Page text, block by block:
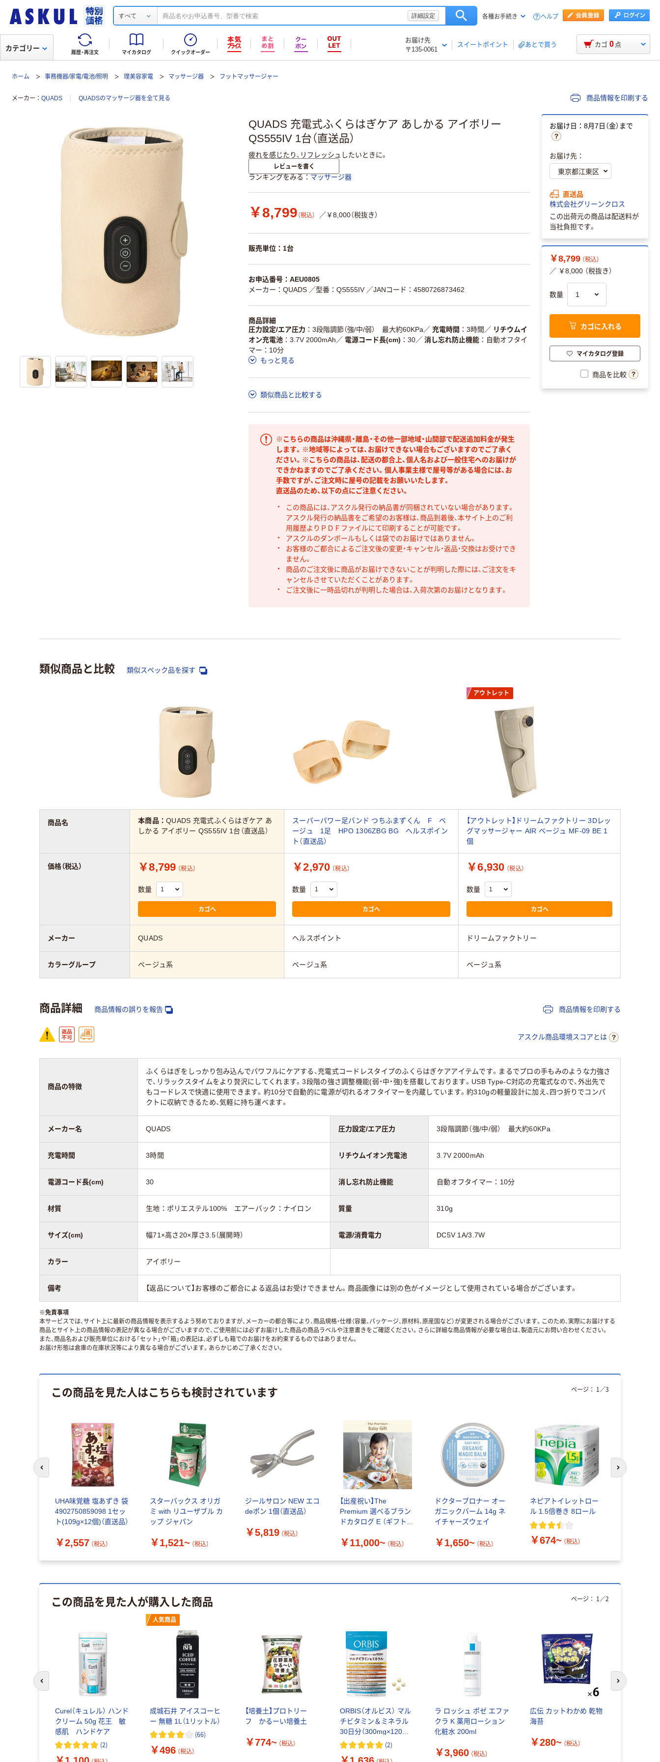
すべて 詳細設定 各種お手続き ヘルプ
履歴・再注文 マイカタログ クイックオーダー
お届け先
〒135-0061
スイートポイント あとで買う
カテゴリー カゴ 0 点
ホーム 事務機器/家電/電池/照明 理美容家電 マッサージ器 フットマッサージャー
メーカー QUADS QUADSのマッサージ器を全て見る 商品情報を印刷する
QUADS 充電式ふくらはぎケア あしかる アイボリー
QS555IV 1台（直送品）
疲れを感じたり、リフレッシュしたいときに。
レビューを書く
ランキングをみる マッサージ器
￥8,799 （税込） ／￥8,000（税抜き）
販売単位：1台
お申込番号：AEU0805
メーカー：QUADS ／型番：QS555IV ／JANコード：4580726873462
商品詳細
圧力設定/エア圧力
3段階調節（強/中/弱） 最大約60KPa ／ 充電時間 3時間 ／ リチウムイ
オン充電池
3.7V 2000mAh ／ 電源コード長(cm) 30／ 消し忘れ防止機能
自動オフタイ
マー：10分
もっと見る
類似商品と比較する
※こちらの商品は沖縄県・離島・その他一部地域・山間部で配送追加料金が発生
します。※地域等によっては、お届けできない場合もございますのでご了承く
ださい。※こちらの商品は、配送の都合上、個人名および一般住宅へのお届けが
できかねますのでご了承ください。個人事業主様で屋号等がある場合には、お
手数ですが、ご注文時に屋号の記載をお願いいたします。
直送品のため、以下の点にご注意ください。
この商品には、アスクル発行の納品書が同梱されていない場合があります。
アスクル発行の納品書をご希望のお客様は、商品到着後、本サイト上のご利
用履歴よりＰＤＦファイルにて印刷することが可能です。
アスクルのダンボールもしくは袋でのお届けではありません。
お客様のご都合によるご注文後の変更・キャンセル・返品・交換はお受けでき
ません。
商品のご注文後に商品がお届けできないことが判明した際には、ご注文をキ
ャンセルさせていただくことがあります。
ご注文後に一時品切れが判明した場合は、入荷次第のお届けとなります。
お届け日：8月7日（金）まで
お届け先：
直送品
株式会社グリーンクロス
この出荷元の商品は配送料が
当社負担です。
￥8,799 （税込）
／ ￥8,000 （税抜き）
数量
カゴに入れる
マイカタログ登録
商品を比較
類似商品と比較 類似スペック品を探す
アウトレット
商品名 本商品：QUADS 充電式ふくらはぎケア あ
しかる アイボリー QS555IV 1台（直送品）
スーパーパワー足バンド つちふまずくん F ベ
ージュ 1足 HPO 1306ZBG BG ヘルスポイン
ト（直送品）
【アウトレット】ドリームファクトリー 3Dレッ
グマッサージャー AIR ベージュ MF-09 BE 1
個
価格（税込） ￥8,799 （税込）
数量
カゴへ
￥2,970 （税込）
数量
カゴへ
￥6,930 （税込）
数量
カゴへ
メーカー QUADS ヘルスポイント ドリームファクトリー
カラーグループ ベージュ系 ベージュ系 ベージュ系
商品詳細 商品情報の誤りを報告 商品情報を印刷する
アスクル商品環境スコアとは
商品の特徴
ふくらはぎをしっかり包み込んでパワフルにケアする、充電式コードレスタイプのふくらはぎケアアイテムです。まるでプロの手もみのような力強さ
で、リラックスタイムをより贅沢にしてくれます。3段階の強さ調整機能(弱・中・強)を搭載しております。USB Type-C対応の充電式なので、外出先で
もコードレスで快適に使用できます。約10分で自動的に電源が切れるオフタイマーを内蔵しています。約310gの軽量設計に加え、四つ折りでコンパ
クトに収納できるため、気軽に持ち運べます。
メーカー名 QUADS 圧力設定/エア圧力 3段階調節（強/中/弱） 最大約60KPa
充電時間 3時間 リチウムイオン充電池 3.7V 2000mAh
電源コード長(cm) 30 消し忘れ防止機能 自動オフタイマー：10分
材質 生地：ポリエステル100% エアーバック：ナイロン 質量 310g
サイズ(cm) 幅71×高さ20×厚さ3.5（展開時） 電源/消費電力 DC5V 1A/3.7W
カラー アイボリー
備考 【返品について】お客様のご都合による返品はお受けできません。商品画像には別の色がイメージとして使用されている場合がございます。
※免責事項
本サービスでは、サイト上に最新の商品情報を表示するよう努めておりますが、メーカーの都合等により、商品規格・仕様（容量、パッケージ、原材料、原産国など）が変更される場合がございます。このため、実際にお届けする
商品とサイト上の商品情報の表記が異なる場合がございますので、ご使用前には必ずお届けした商品の商品ラベルや注意書きをご確認ください。さらに詳細な商品情報が必要な場合は、製造元にお問い合わせください。
また、商品名および販売単位における「セット」や「箱」の表記は、必ずしも箱でのお届けをお約束するものではありません。
お届け形態は倉庫の在庫状況等により異なる場合がございます。あらかじめご了承ください。
この商品を見た人はこちらも検討されています
UHA味覚糖 塩あずき 袋
4902750859098 1セッ
ト(109g×12個)（直送品）
￥2,557 （税込）
スターバックス オリガ
ミ with リユーザブル カ
ップ ジャパン
￥1,521~ （税込）
ジールサロン NEW エコ
deポン 1個（直送品）
￥5,819 （税込）
【出産祝い】The
Premium 選べるブラン
ドカタログ E （ギフトカ
￥11,000~ （税込）
ドクターブロナー オー
ガニックバーム 14g ネ
イチャーズウェイ
￥1,650~ （税込）
ネピアトイレットロー
ル 1.5倍巻き 8ロール
￥674~ （税込）
ページ： 1 ／3
前のスライドへ 次のスライド
この商品を見た人が購入した商品
Curel（キュレル） ハンド
クリーム 50g 花王 敏
感肌 ハンドケア
(2)
人気商品
成城石井 アイスコーヒ
ー 無糖 1L（1リットル）
(66)
￥496 （税込）
【培養土】プロトリー
フ かるーい培養土
￥774~ （税込）
ORBIS（オルビス） マル
チビタミン＆ミネラル
30日分（300mg×120粒）
基本サプリメント
(2)
ラ ロッシュ ポゼ エファ
クラ K 薬用ローション
化粧水 200ml
￥3,960 （税込）
広伝 カットわかめ 乾物
海苔
￥280~ （税込）
ページ： 1 ／2
前のスライドへ 次のスライド